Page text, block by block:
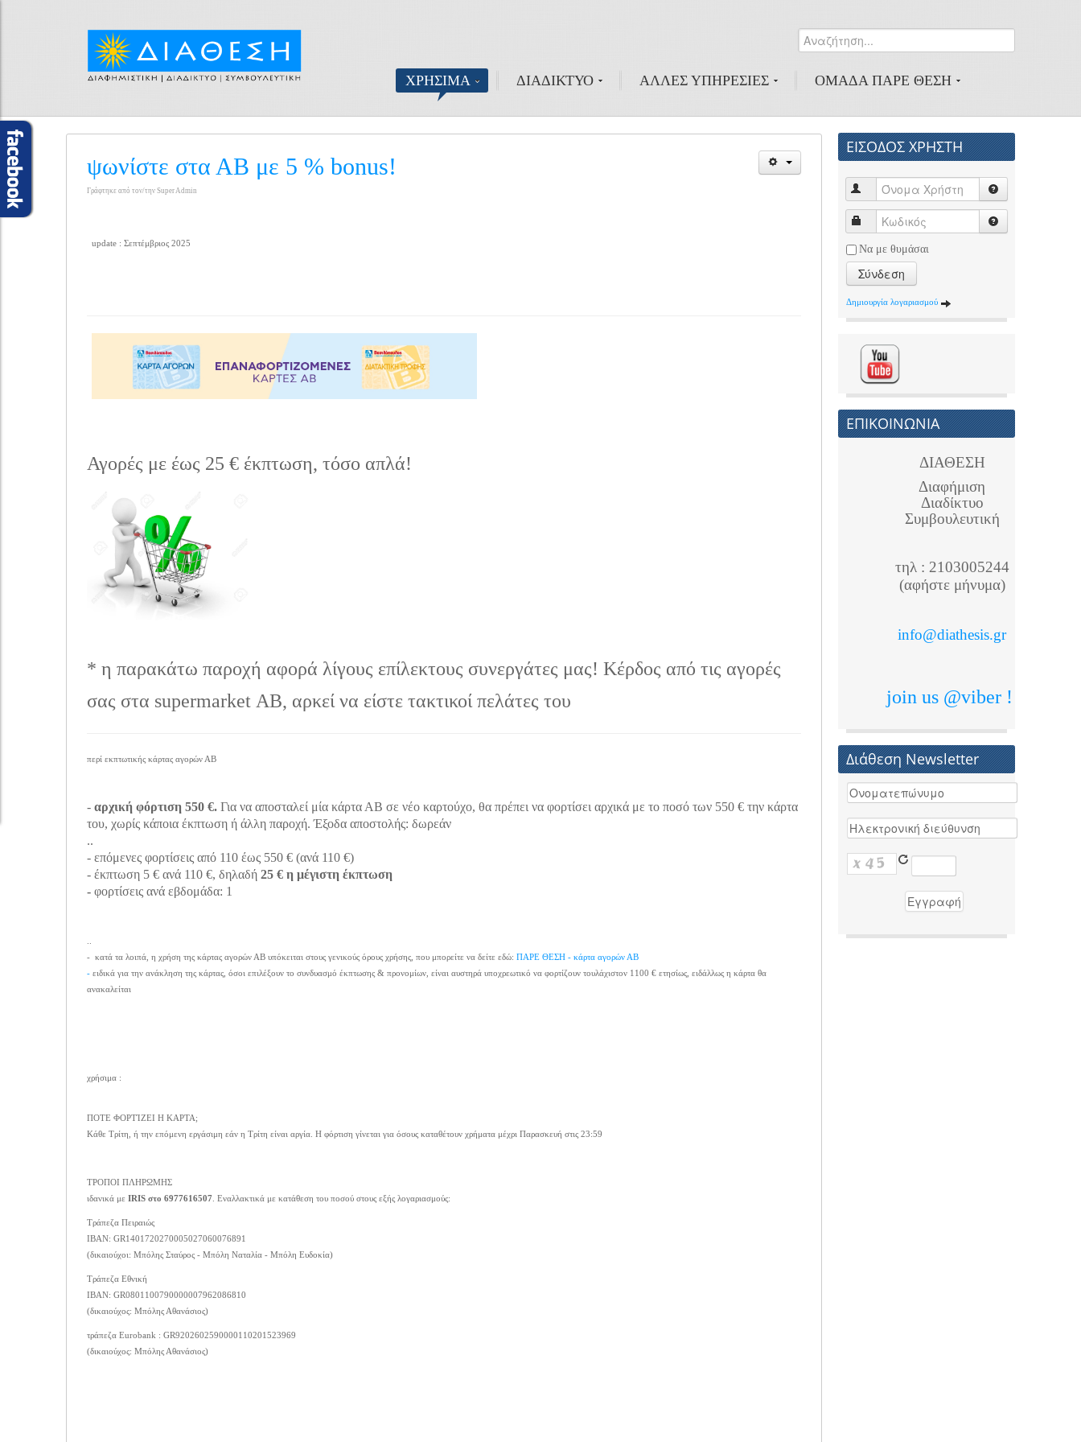
ΧΡΗΣΙΜΑ ΔΙΑΔΙΚΤΥΟ ΑΛΛΕΣ ΥΠΗΡΕΣΙΕΣ ΟΜΑΔΑ ΠΑΡΕ ΘΕΣΗ
ψωνίστε στα ΑΒ με 5 % bonus!
Γράφτηκε από τον/την Super Admin
update : Σεπτέμβριος 2025
Αγορές με έως 25 € έκπτωση, τόσο απλά!
* η παρακάτω παροχή αφορά λίγους επίλεκτους συνεργάτες μας! Κέρδος από τις αγορές
σας στα supermarket ΑΒ, αρκεί να είστε τακτικοί πελάτες του
περί εκπτωτικής κάρτας αγορών ΑΒ
- αρχική φόρτιση 550 €. Για να αποσταλεί μία κάρτα ΑΒ σε νέο καρτούχο, θα πρέπει να φορτίσει αρχικά με το ποσό των 550 € την κάρτα
του, χωρίς κάποια έκπτωση ή άλλη παροχή. Έξοδα αποστολής: δωρεάν
..
- επόμενες φορτίσεις από 110 έως 550 € (ανά 110 €)
- έκπτωση 5 € ανά 110 €, δηλαδή 25 € η μέγιστη έκπτωση
- φορτίσεις ανά εβδομάδα: 1
- κατά τα λοιπά, η χρήση της κάρτας αγορών ΑΒ υπόκειται στους γενικούς όρους χρήσης, που μπορείτε να δείτε εδώ: ΠΑΡΕ ΘΕΣΗ - κάρτα αγορών ΑΒ
- ειδικά για την ανάκληση της κάρτας, όσοι επιλέξουν το συνδυασμό έκπτωσης & προνομίων, είναι αυστηρά υποχρεωτικό να φορτίζουν τουλάχιστον 1100 € ετησίως, ειδάλλως η κάρτα θα
ανακαλείται
χρήσιμα :
ΠΟΤΕ ΦΟΡΤΊΖΕΙ Η ΚΑΡΤΑ;
Κάθε Τρίτη, ή την επόμενη εργάσιμη εάν η Τρίτη είναι αργία. Η φόρτιση γίνεται για όσους καταθέτουν χρήματα μέχρι Παρασκευή στις 23:59
ΤΡΟΠΟΙ ΠΛΗΡΩΜΗΣ
ιδανικά με IRIS στο 6977616507 . Εναλλακτικά με κατάθεση του ποσού στους εξής λογαριασμούς:
Τράπεζα Πειραιώς
ΙΒΑΝ: GR1401720270005027060076891
(δικαιούχοι: Μπόλης Σταύρος - Μπόλη Ναταλία - Μπόλη Ευδοκία)
Τράπεζα Εθνική
ΙΒΑΝ: GR0801100790000007962086810
(δικαιούχος: Μπόλης Αθανάσιος)
τράπεζα Eurobank : GR9202602590000110201523969
(δικαιούχος: Μπόλης Αθανάσιος)
ΕΙΣΟΔΟΣ ΧΡΗΣΤΗ
Να με θυμάσαι
Σύνδεση
Δημιουργία λογαριασμού
ΕΠΙΚΟΙΝΩΝΙΑ
ΔΙΑΘΕΣΗ
Διαφήμιση
Διαδίκτυο
Συμβουλευτική
τηλ : 2103005244
(αφήστε μήνυμα)
info@diathesis.gr
join us @viber !
Διάθεση Newsletter